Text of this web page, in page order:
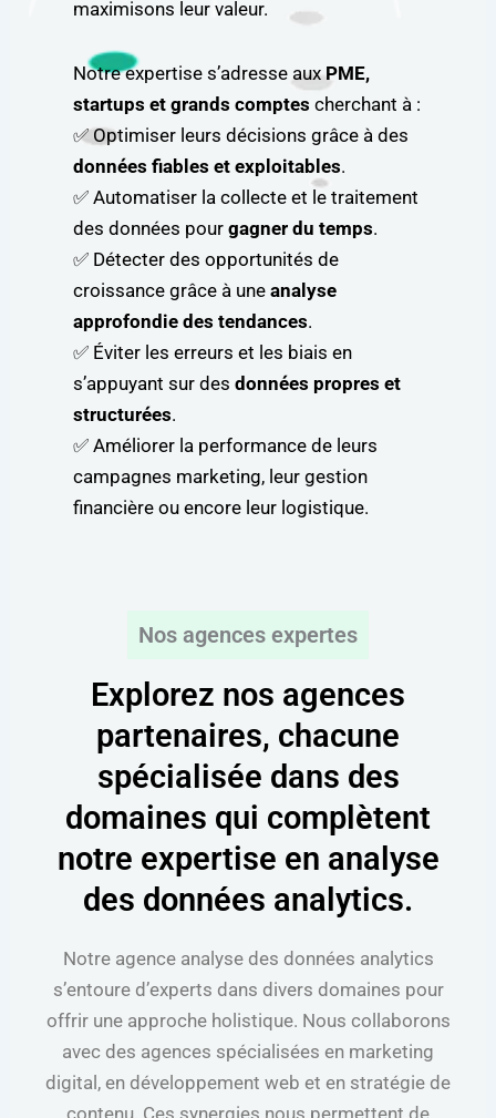
maximisons leur valeur.
Notre expertise s’adresse auxPME,
startups et grands comptes cherchant à :
✅ Optimiser leurs décisions grâce à des
données fiables et exploitables.
✅ Automatiser la collecte et le traitement
des données pourgagner du temps.
✅ Détecter des opportunités de
croissance grâce à uneanalyse
approfondie des tendances.
✅ Éviter les erreurs et les biais en
s’appuyant sur desdonnées propres et
structurées.
✅ Améliorer la performance de leurs
campagnes marketing, leur gestion
financière ou encore leur logistique.
Nos agences expertes
Explorez nos agences
partenaires, chacune
spécialisée dans des
domaines qui complètent
notre expertise en analyse
des données analytics.
Notre agence analyse des données analytics
s’entoure d’experts dans divers domaines pour
offrir une approche holistique. Nous collaborons
avec des agences spécialisées en marketing
digital, en développement web et en stratégie de
contenu. Ces synergies nous permettent de